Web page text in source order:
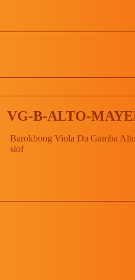
VG-B-ALTO-
Barokboog Viola Da Gamba
slof